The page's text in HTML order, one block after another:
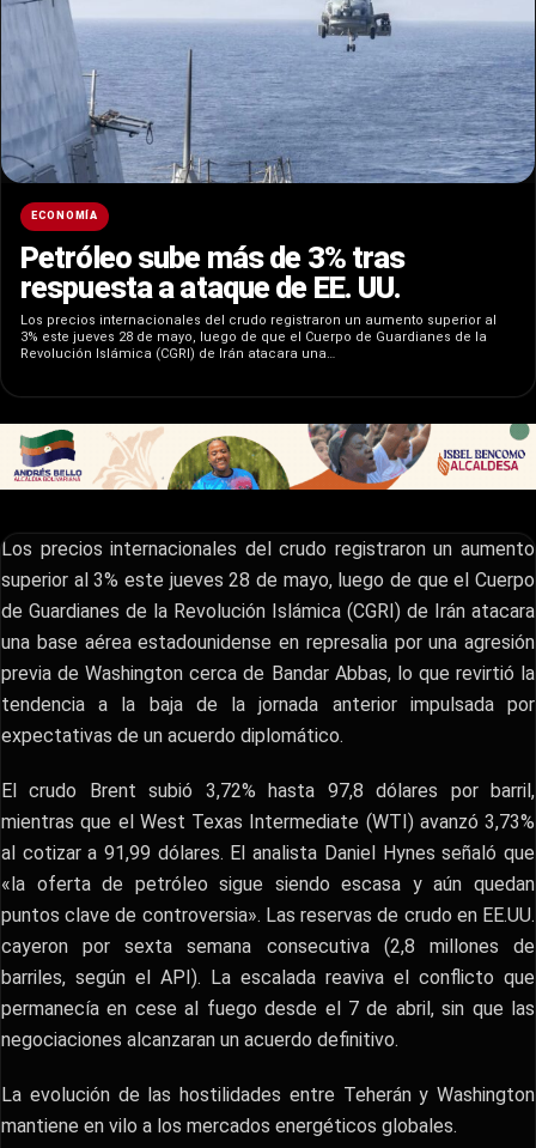
ECONOMÍA
Petróleo sube más de 3% tras
respuesta a ataque de EE. UU.
Los precios internacionales del crudo registraron un aumento superior al
3% este jueves 28 de mayo, luego de que el Cuerpo de Guardianes de la
Revolución Islámica (CGRI) de Irán atacara una…
Los precios internacionales del crudo registraron un aumento
superior al 3% este jueves 28 de mayo, luego de que el Cuerpo
de Guardianes de la Revolución Islámica (CGRI) de Irán atacara
una base aérea estadounidense en represalia por una agresión
previa de Washington cerca de Bandar Abbas, lo que revirtió la
tendencia a la baja de la jornada anterior impulsada por
expectativas de un acuerdo diplomático.
El crudo Brent subió 3,72% hasta 97,8 dólares por barril,
mientras que el West Texas Intermediate (WTI) avanzó 3,73%
al cotizar a 91,99 dólares. El analista Daniel Hynes señaló que
«la oferta de petróleo sigue siendo escasa y aún quedan
puntos clave de controversia». Las reservas de crudo en EE.UU.
cayeron por sexta semana consecutiva (2,8 millones de
barriles, según el API). La escalada reaviva el conflicto que
permanecía en cese al fuego desde el 7 de abril, sin que las
negociaciones alcanzaran un acuerdo definitivo.
La evolución de las hostilidades entre Teherán y Washington
mantiene en vilo a los mercados energéticos globales.